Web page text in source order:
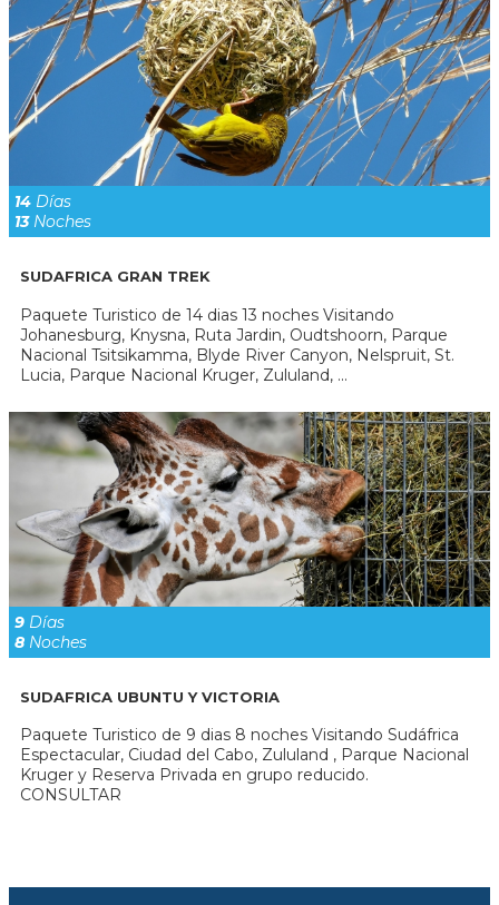
14 Días
13Noches
SUDAFRICA GRAN TREK
Paquete Turistico de 14 dias 13 noches Visitando
Johanesburg, Knysna, Ruta Jardin, Oudtshoorn, Parque
Nacional Tsitsikamma, Blyde River Canyon, Nelspruit, St.
Lucia, Parque Nacional Kruger, Zululand, ...
9 Días
8 Noches
SUDAFRICA UBUNTU Y VICTORIA
Paquete Turistico de 9 dias 8 noches Visitando Sudáfrica
Espectacular, Ciudad del Cabo, Zululand , Parque Nacional
Kruger y Reserva Privada en grupo reducido.
CONSULTAR